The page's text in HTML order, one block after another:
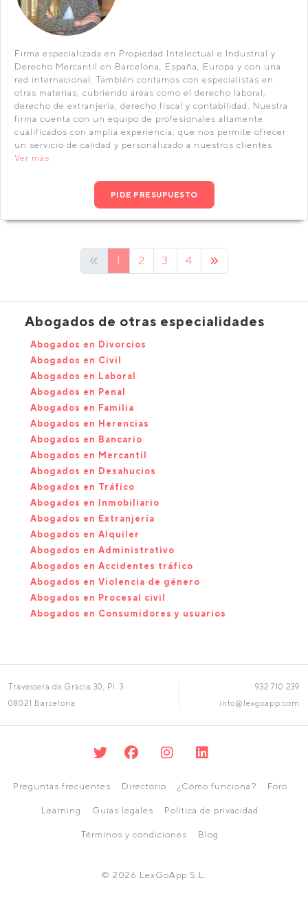
Firma especializada en Propiedad Intelectual e Industrial y
Derecho Mercantil en Barcelona, España, Europa y con una
red internacional. También contamos con especialistas en
otras materias, cubriendo áreas como el derecho laboral,
derecho de extranjería, derecho fiscal y contabilidad. Nuestra
firma cuenta con un equipo de profesionales altamente
cualificados con amplia experiencia, que nos permite ofrecer
un servicio de calidad y personalizado a nuestros clientes
Ver más
PIDE PRESUPUESTO
1 2 3 4
Abogados de otras especialidades
Abogados en Divorcios
Abogados en Civil
Abogados en Laboral
Abogados en Penal
Abogados en Familia
Abogados en Herencias
Abogados en Bancario
Abogados en Mercantil
Abogados en Desahucios
Abogados en Tráfico
Abogados en Inmobiliario
Abogados en Extranjería
Abogados en Alquiler
Abogados en Administrativo
Abogados en Accidentes tráfico
Abogados en Violencia de género
Abogados en Procesal civil
Abogados en Consumidores y usuarios
Travessera de Gràcia 30, Pl. 3
08021 Barcelona
932 710 239
info@lexgoapp.com
Preguntas frecuentes Directorio ¿Cómo funciona? Foro
Learning Guías legales Política de privacidad
Términos y condiciones Blog
© 2026 LexGoApp S.L.